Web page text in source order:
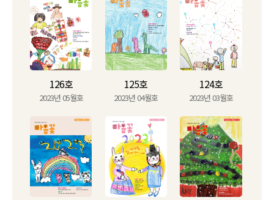
126호
2023년 05월호
125호
2023년 04월호
124호
2023년 03월호